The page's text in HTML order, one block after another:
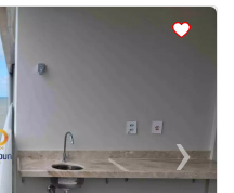
›Next